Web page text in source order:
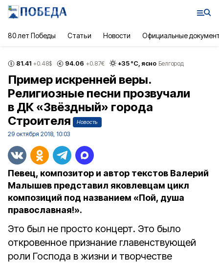
80 лет Победы Статьи Новости Официальные
81.41 +0.48$ 94.06 +0.87€ +35°С, ясно Белгород
Пример искренней веры.
Религиозные песни прозвучали
в ДК «Звёздный» города
Строителя
Новость
29 октября 2018, 10:03
Певец, композитор и автор текстов Валерий
Малышев представил яковлевцам цикл
композиций под названием «Пой, душа
православная!».
Это был не просто концерт. Это было
откровенное признание главенствующей
роли Господа в жизни и творчестве